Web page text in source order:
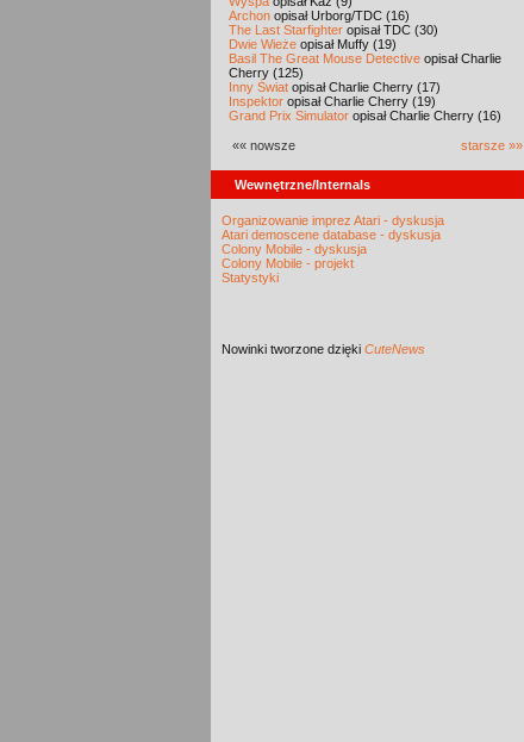
Archon opisał Urborg/TDC (16)
The Last Starfighter opisał TDC (30)
Dwie Wieże opisał Muffy (19)
Basil The Great Mouse Detective opisał Charlie
Cherry (125)
Inny Świat opisał Charlie Cherry (17)
Inspektor opisał Charlie Cherry (19)
Grand Prix Simulator opisał Charlie Cherry (16)
«« nowsze starsze »»
Wewnętrzne/Internals
Organizowanie imprez Atari - dyskusja
Atari demoscene database - dyskusja
Colony Mobile - dyskusja
Colony Mobile - projekt
Statystyki
Nowinki tworzone dzięki CuteNews